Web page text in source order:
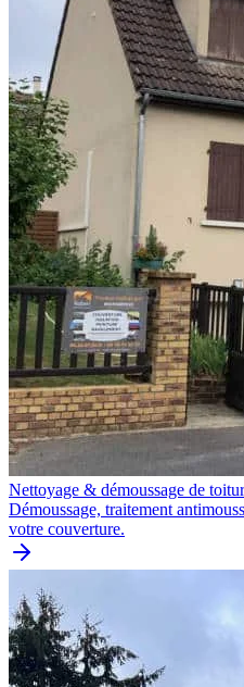
Nettoyage & démoussage de
Démoussage, traitement
votre couverture.